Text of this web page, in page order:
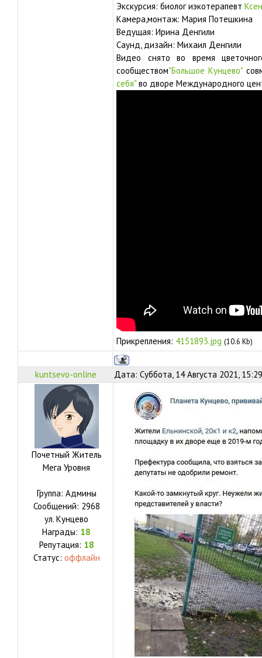
Экскурсия: биолог иэкотерапевт
Камера,монтаж: Мария Потешкина
Ведущая: Ирина Денгили
Саунд, дизайн: Михаил Денгили
Видео снято во время
сообществом"Большое Кунцево"
себя" во дворе Международного
Прикрепления: 4151893.jpg (10.6 Kb)
kuntsevo-online Дата: Суббота, 14 Августа 2021,
Почетный Житель
Мега Уровня
Группа: Админы
Сообщений: 2968
ул. Кунцево
Награды: 18
Репутация: 18
Статус: оффлайн